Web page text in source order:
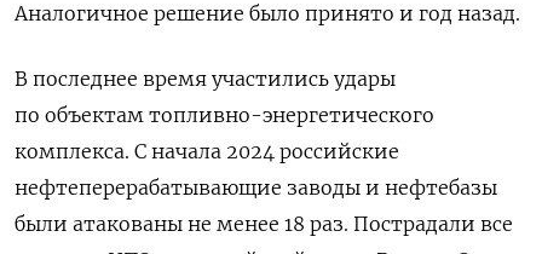
Аналогичное решение было принято и год назад.
В последнее время участились удары
по объектам топливно-энергетического
комплекса. С начала 2024 российские
нефтеперерабатывающие заводы и нефтебазы
были атакованы не менее 18 раз. Пострадали все